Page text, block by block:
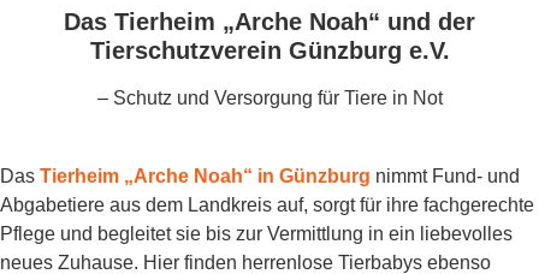
Das Tierheim „Arche Noah“ und der
Tierschutzverein Günzburg e.V.
– Schutz und Versorgung für Tiere in Not
Das Tierheim „Arche Noah“ in Günzburg nimmt Fund- und
Abgabetiere aus dem Landkreis auf, sorgt für ihre fachgerechte
Pflege und begleitet sie bis zur Vermittlung in ein liebevolles
neues Zuhause. Hier finden herrenlose Tierbabys ebenso